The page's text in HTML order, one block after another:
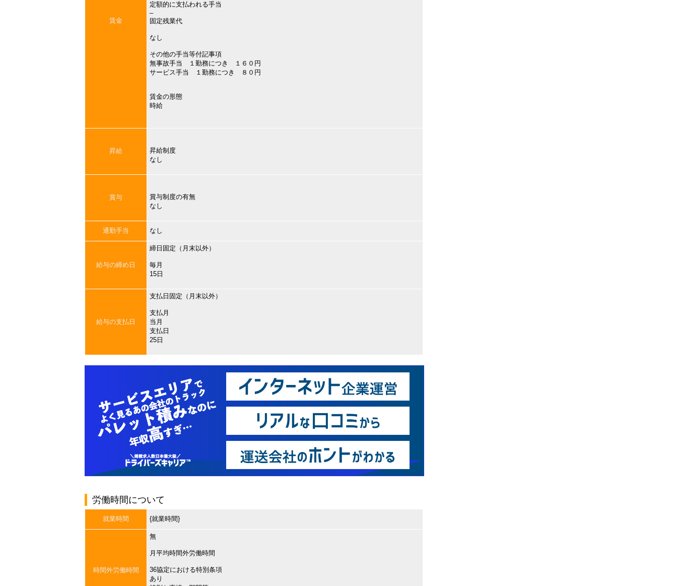
賃金
定額的に支払われる手当
–
固定残業代
なし
その他の手当等付記事項
無事故手当 １勤務につき １６０円
サービス手当 １勤務につき ８０円
賃金の形態
時給
昇給
昇給制度
なし
賞与
賞与制度の有無
なし
通勤手当 なし
給与の締め日
締日固定（月末以外）
毎月
15日
給与の支払日
支払日固定（月末以外）
支払月
当月
支払日
25日
労働時間について
就業時間 {就業時間}
時間外労働時間
無
月平均時間外労働時間
36協定における特別条項
あり